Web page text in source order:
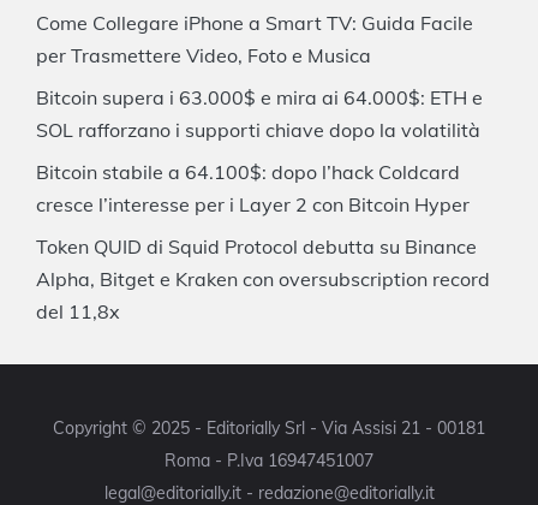
Come Collegare iPhone a Smart TV: Guida Facile
per Trasmettere Video, Foto e Musica
Bitcoin supera i 63.000$ e mira ai 64.000$: ETH e
SOL rafforzano i supporti chiave dopo la volatilità
Bitcoin stabile a 64.100$: dopo l’hack Coldcard
cresce l’interesse per i Layer 2 con Bitcoin Hyper
Token QUID di Squid Protocol debutta su Binance
Alpha, Bitget e Kraken con oversubscription record
del 11,8x
Copyright © 2025 - Editorially Srl - Via Assisi 21 - 00181
Roma - P.Iva 16947451007
legal@editorially.it - redazione@editorially.it